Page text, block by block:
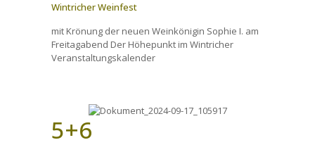
Wintricher Weinfest
mit Krönung der neuen Weinkönigin Sophie I. am
Freitagabend Der Höhepunkt im Wintricher
Veranstaltungskalender
5+6